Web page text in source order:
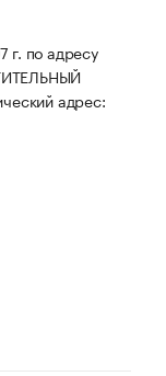
по адресу
адрес: